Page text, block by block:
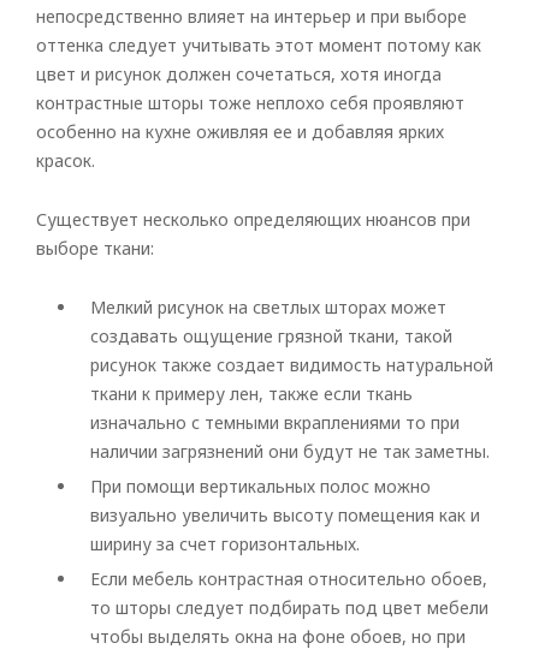
непосредственно влияет на интерьер и при выборе
оттенка следует учитывать этот момент потому как
цвет и рисунок должен сочетаться, хотя иногда
контрастные шторы тоже неплохо себя проявляют
особенно на кухне оживляя ее и добавляя ярких
красок.
Существует несколько определяющих нюансов при
выборе ткани:
Мелкий рисунок на светлых шторах может
создавать ощущение грязной ткани, такой
рисунок также создает видимость натуральной
ткани к примеру лен, также если ткань
изначально с темными вкраплениями то при
наличии загрязнений они будут не так заметны.
При помощи вертикальных полос можно
визуально увеличить высоту помещения как и
ширину за счет горизонтальных.
Если мебель контрастная относительно обоев,
то шторы следует подбирать под цвет мебели
чтобы выделять окна на фоне обоев, но при